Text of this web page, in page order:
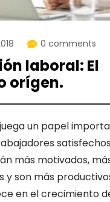
0 comments
laboral: El
orígen.
un papel
más motivados,
son más
en el crecimiento